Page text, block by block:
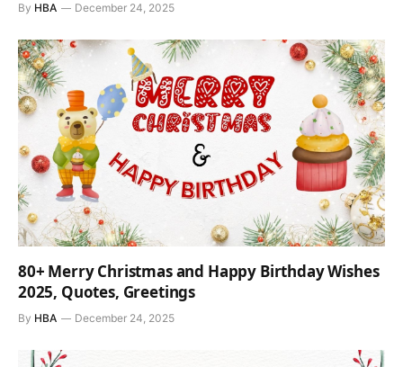
By HBA December 24, 2025
80+ Merry Christmas and Happy Birthday Wishes
2025, Quotes, Greetings
By HBA December 24, 2025